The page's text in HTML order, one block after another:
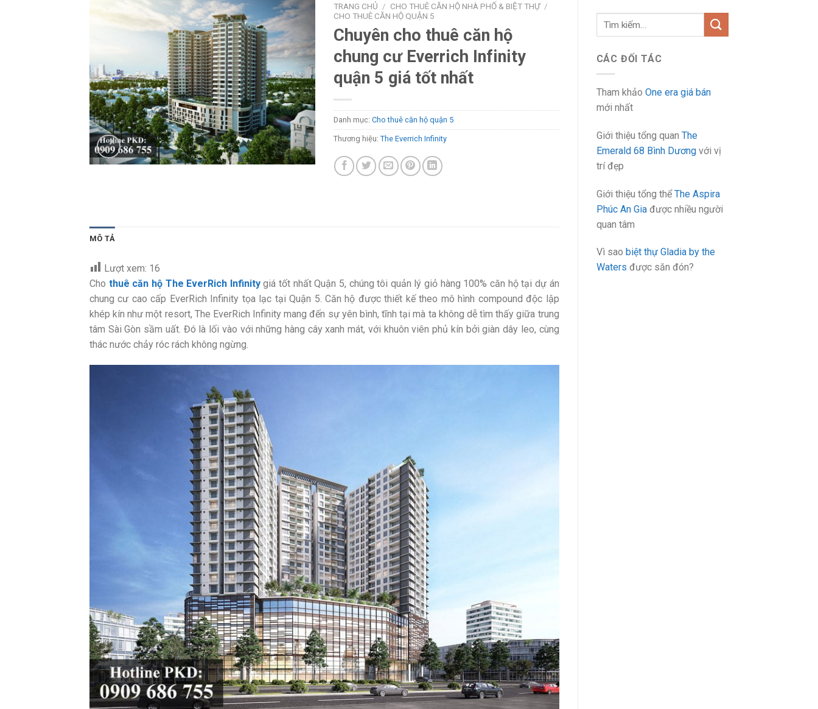
Tìm
kiếm:
CÁC ĐỐI TÁC
Tham khảo One era giá bán
mới nhất
Giới thiệu tổng quan The
Emerald 68 Bình Dươngvới vị
trí đẹp
Giới thiệu tổng thểThe Aspira
Phúc An Giađược nhiều người
quan tâm
Vì sao biệt thự Gladia by the
Waters được săn đón?
TRANG CHỦ / CHO THUÊ CĂN HỘ NHÀ PHỐ & BIỆT THỰ /
CHO THUÊ CĂN HỘ QUẬN 5
Chuyên cho thuê căn hộ
chung cư Everrich Infinity
quận 5 giá tốt nhất
Danh mục: Cho thuê căn hộ quận 5
Thương hiệu: The Everrich Infinity
MÔ TẢ
Lượt xem: 16
Cho thuê căn hộ The EverRich Infinitygiá tốt nhất Quận 5, chúng tôi quản lý giỏ hàng 100% căn hộ tại dự án
chung cư cao cấp EverRich Infinity tọa lạc tại Quận 5. Căn hộ được thiết kế theo mô hình compound độc lập
khép kín như một resort, The EverRich Infinity mang đến sự yên bình, tĩnh tại mà ta không dễ tìm thấy giữa trung
tâm Sài Gòn sầm uất. Đó là lối vào với những hàng cây xanh mát, với khuôn viên phủ kín bởi giàn dây leo, cùng
thác nước chảy róc rách không ngừng.